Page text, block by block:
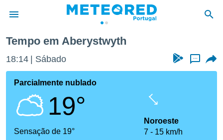
da
foi
fornecidas
a este
Tempo em Aberystwyth
18:14 Sábado ...
Parcialmente nublado
19°
Sensação de 19°
Noroeste
7
15 km/h